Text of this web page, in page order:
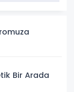
Bir Arada